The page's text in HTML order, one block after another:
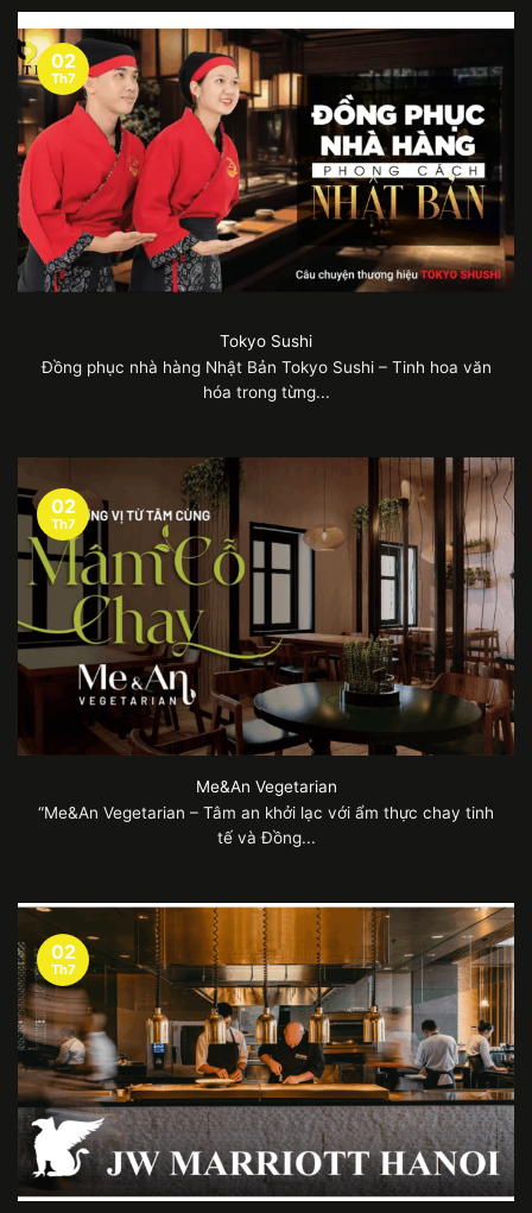
Tokyo Sushi
Đồng phục nhà hàng Nhật Bản Tokyo Sushi – Tinh hoa văn
hóa trong từng...
02
Th7
Me&An Vegetarian
“Me&An Vegetarian – Tâm an khởi lạc với ẩm thực chay tinh
tế và Đồng...
02
Th7
02
Th7